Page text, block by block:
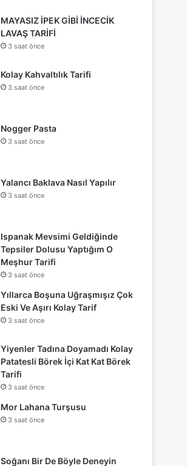
MAYASIZ İPEK GİBİ İNCECİK
LAVAŞ TARİFİ
3 saat önce
Kolay Kahvaltılık Tarifi
3 saat önce
Nogger Pasta
3 saat önce
Yalancı Baklava Nasıl Yapılır
3 saat önce
Ispanak Mevsimi Geldiğinde
Tepsiler Dolusu Yaptığım O
Meşhur Tarifi
3 saat önce
Yıllarca Boşuna Uğraşmışız Çok
Eski Ve Aşırı Kolay Tarif
3 saat önce
Yiyenler Tadına Doyamadı Kolay
Patatesli Börek İçi Kat Kat Börek
Tarifi
3 saat önce
Mor Lahana Turşusu
3 saat önce
Soğanı Bir De Böyle Deneyin